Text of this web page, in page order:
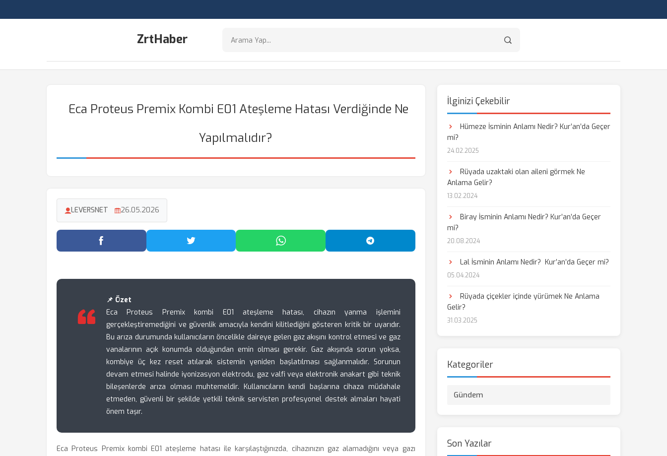
ZrtHaber
Eca Proteus Premix Kombi E01 Ateşleme Hatası Verdiğinde Ne
Yapılmalıdır?
LEVERSNET 26.05.2026
Facebook'ta Paylaş Twitter'da Paylaş WhatsApp'ta Paylaş Telegram'da Paylaş
📌 Özet
Eca Proteus Premix kombi E01 ateşleme hatası, cihazın yanma işlemini
gerçekleştiremediğini ve güvenlik amacıyla kendini kilitlediğini gösteren kritik bir uyarıdır.
Bu arıza durumunda kullanıcıların öncelikle daireye gelen gaz akışını kontrol etmesi ve gaz
vanalarının açık konumda olduğundan emin olması gerekir. Gaz akışında sorun yoksa,
kombiye üç kez reset atılarak sistemin yeniden başlatılması sağlanmalıdır. Sorunun
devam etmesi halinde iyonizasyon elektrodu, gaz valfi veya elektronik anakart gibi teknik
bileşenlerde arıza olması muhtemeldir. Kullanıcıların kendi başlarına cihaza müdahale
etmeden, güvenli bir şekilde yetkili teknik servisten profesyonel destek almaları hayati
önem taşır.
Eca Proteus Premix kombi E01 ateşleme hatası ile karşılaştığınızda, cihazınızın gaz alamadığını veya gazı
İlginizi Çekebilir
Hümeze İsminin Anlamı Nedir? Kur’an’da Geçer
mi?
24.02.2025
Rüyada uzaktaki olan aileni görmek Ne
Anlama Gelir?
13.02.2024
Biray İsminin Anlamı Nedir? Kur’an’da Geçer
mi?
20.08.2024
Lal İsminin Anlamı Nedir? Kur’an’da Geçer mi?
05.04.2024
Rüyada çiçekler içinde yürümek Ne Anlama
Gelir?
31.03.2025
Kategoriler
Gündem
Son Yazılar